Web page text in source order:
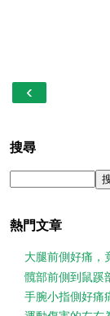
‹
搜尋
熱門文章
大腿前側好痛，
髖部前側到鼠蹊
手腕小指側好痛